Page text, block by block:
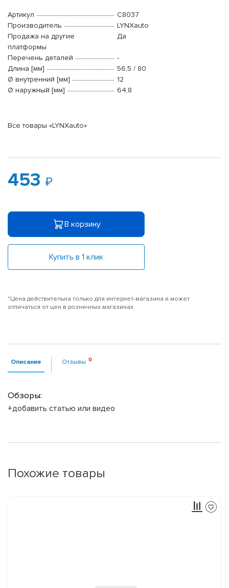
Артикул
C8037
Производитель
LYNXauto
Продажа на другие
платформы
Да
Перечень деталей
-
Длина [мм]
56,5 / 80
Ø внутренний [мм]
12
Ø наружный [мм]
64,8
Все товары «LYNXauto»
453
В корзину
Купить в 1 клик
*Цена действительна только для интернет-магазина и может
отличаться от цен в розничных магазинах
Описание Отзывы
Обзоры:
+добавить статью или видео
Похожие товары